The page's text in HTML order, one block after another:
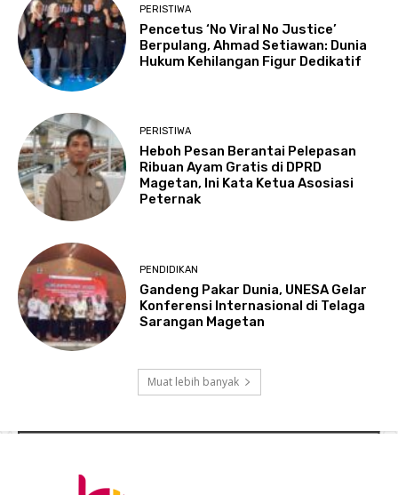
PERISTIWA
Pencetus ‘No Viral No Justice’
Berpulang, Ahmad Setiawan: Dunia
Hukum Kehilangan Figur Dedikatif
PERISTIWA
Heboh Pesan Berantai Pelepasan
Ribuan Ayam Gratis di DPRD
Magetan, Ini Kata Ketua Asosiasi
Peternak
PENDIDIKAN
Gandeng Pakar Dunia, UNESA Gelar
Konferensi Internasional di Telaga
Sarangan Magetan
Muat lebih banyak